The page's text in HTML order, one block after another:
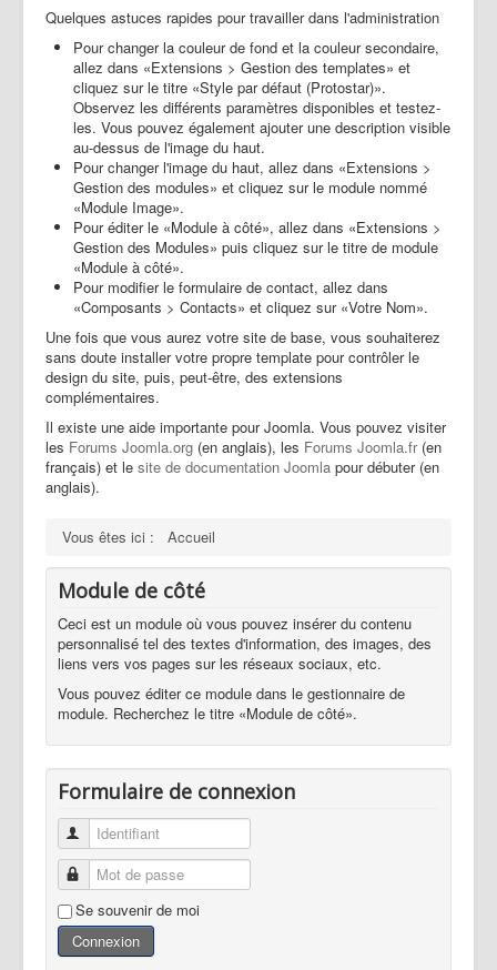
Quelques astuces rapides pour travailler dans l'administration
Pour changer la couleur de fond et la couleur secondaire,
allez dans «Extensions > Gestion des templates» et
cliquez sur le titre «Style par défaut (Protostar)».
Observez les différents paramètres disponibles et testez-
les. Vous pouvez également ajouter une description visible
au-dessus de l'image du haut.
Pour changer l'image du haut, allez dans «Extensions >
Gestion des modules» et cliquez sur le module nommé
«Module Image».
Pour éditer le «Module à côté», allez dans «Extensions >
Gestion des Modules» puis cliquez sur le titre de module
«Module à côté».
Pour modifier le formulaire de contact, allez dans
«Composants > Contacts» et cliquez sur «Votre Nom».
Une fois que vous aurez votre site de base, vous souhaiterez
sans doute installer votre propre template pour contrôler le
design du site, puis, peut-être, des extensions
complémentaires.
Il existe une aide importante pour Joomla. Vous pouvez visiter
les Forums Joomla.org (en anglais), les Forums Joomla.fr(en
français) et le site de documentation Joomla pour débuter (en
anglais).
Vous êtes ici : Accueil
Module de côté
Ceci est un module où vous pouvez insérer du contenu
personnalisé tel des textes d'information, des images, des
liens vers vos pages sur les réseaux sociaux, etc.
Vous pouvez éditer ce module dans le gestionnaire de
module. Recherchez le titre «Module de côté».
Formulaire de connexion
Identifiant
Mot de passe
Se souvenir de moi
Connexion